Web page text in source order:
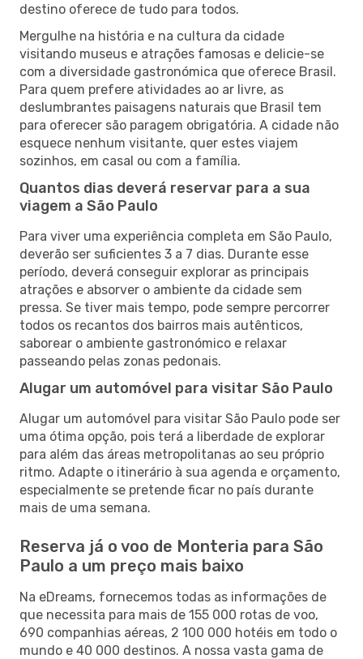
destino oferece de tudo para todos.
Mergulhe na história e na cultura da cidade
visitando museus e atrações famosas e delicie-se
com a diversidade gastronómica que oferece Brasil.
Para quem prefere atividades ao ar livre, as
deslumbrantes paisagens naturais que Brasil tem
para oferecer são paragem obrigatória. A cidade não
esquece nenhum visitante, quer estes viajem
sozinhos, em casal ou com a família.
Quantos dias deverá reservar para a sua
viagem a São Paulo
Para viver uma experiência completa em São Paulo,
deverão ser suficientes 3 a 7 dias. Durante esse
período, deverá conseguir explorar as principais
atrações e absorver o ambiente da cidade sem
pressa. Se tiver mais tempo, pode sempre percorrer
todos os recantos dos bairros mais autênticos,
saborear o ambiente gastronómico e relaxar
passeando pelas zonas pedonais.
Alugar um automóvel para visitar São Paulo
Alugar um automóvel para visitar São Paulo pode ser
uma ótima opção, pois terá a liberdade de explorar
para além das áreas metropolitanas ao seu próprio
ritmo. Adapte o itinerário à sua agenda e orçamento,
especialmente se pretende ficar no país durante
mais de uma semana.
Reserva já o voo de Monteria para São
Paulo a um preço mais baixo
Na eDreams, fornecemos todas as informações de
que necessita para mais de 155 000 rotas de voo,
690 companhias aéreas, 2 100 000 hotéis em todo o
mundo e 40 000 destinos. A nossa vasta gama de